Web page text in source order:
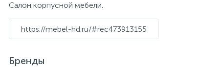
Салон корпусной мебели.
https://mebel-hd.ru/#rec473913155
Бренды